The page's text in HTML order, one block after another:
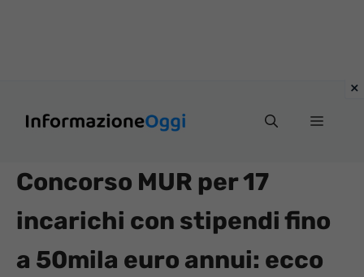
Menu
Concorso MUR per 17
incarichi con stipendi fino
a 50mila euro annui: ecco